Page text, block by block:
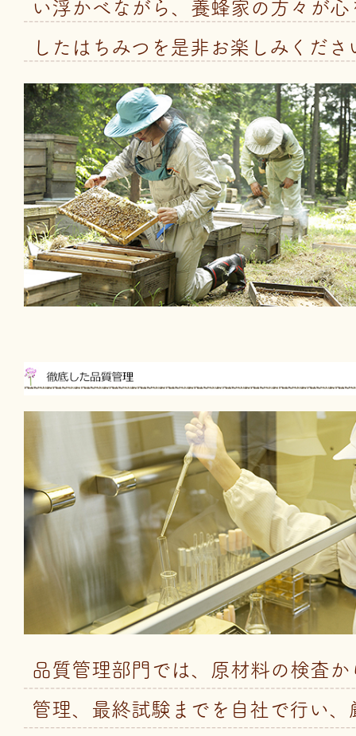
い浮かべながら、養蜂家の方々が
したはちみつを是非お楽しみくださ
品質管理部門では、原材料の検査
管理、最終試験までを自社で行い、